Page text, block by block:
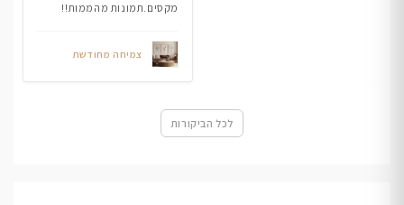
מקסים.תמונות מהממות!!
צמיחה מחודשת
לכל הביקורות